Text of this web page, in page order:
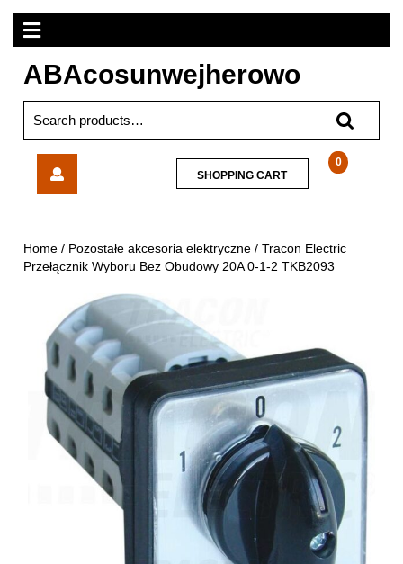
Skip
content
Open
Menu
ABAcosunwejherowo
for:
Obudowy
0-
1-
2
TKB2093
0
SHOPPING CARTSHOPPING
CART
Home / Pozostałe akcesoria elektryczne / Tracon Electric
Przełącznik Wyboru Bez Obudowy 20A 0-1-2 TKB2093